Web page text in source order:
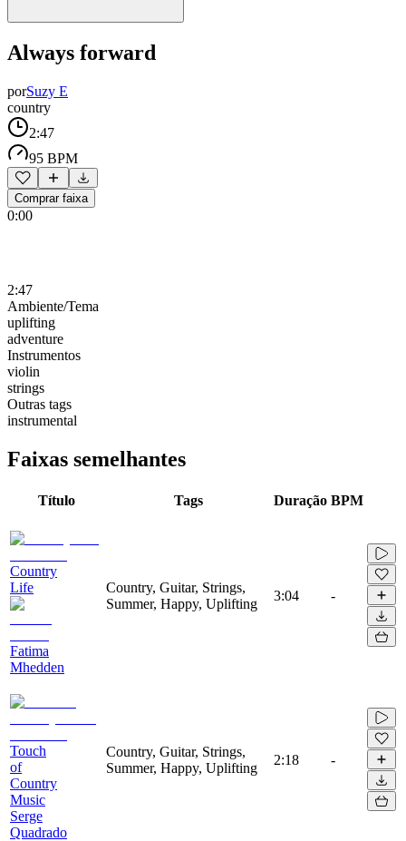
Always forward
porSuzy E
country
2:47
95 BPM
Comprar faixa
0:00
2:47
Ambiente/Tema
uplifting
adventure
Instrumentos
violin
strings
Outras tags
instrumental
Faixas semelhantes
Título Tags Duração BPM
Country
Life
Fatima
Mhedden
Country, Guitar, Strings,
Summer, Happy, Uplifting
3:04 -
Touch
of
Country
Music
Serge
Quadrado
Country, Guitar, Strings,
Summer, Happy, Uplifting
2:18 -